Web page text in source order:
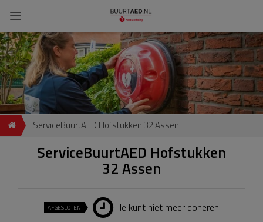
ServiceBuurtAED Hofstukken 32 Assen
ServiceBuurtAED Hofstukken
32 Assen
AFGESLOTEN Je kunt niet meer doneren